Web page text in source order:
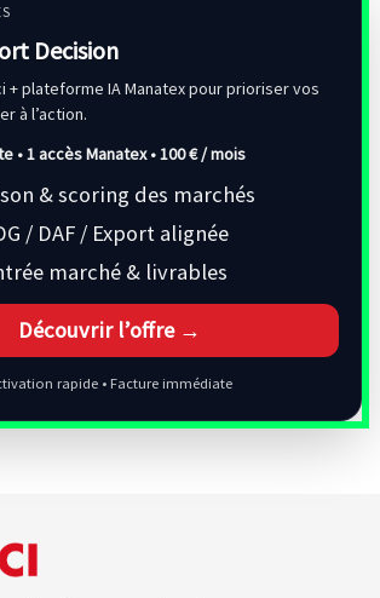
Decision
+ plateforme IA Manatex pour prioriser vos
à l’action.
• 1 accès Manatex •100 € / mois
& scoring des marchés
/ DAF / Export alignée
marché & livrables
Découvrir l’offre →
rapide • Facture immédiate